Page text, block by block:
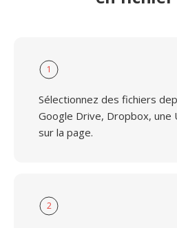
1
Sélectionnez des fichiers
Google Drive, Dropbox, une
sur la page.
2